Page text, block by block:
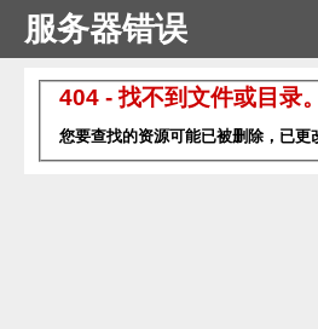
服务器错误
404 - 找不到文件或目录。
您要查找的资源可能已被删除，已更